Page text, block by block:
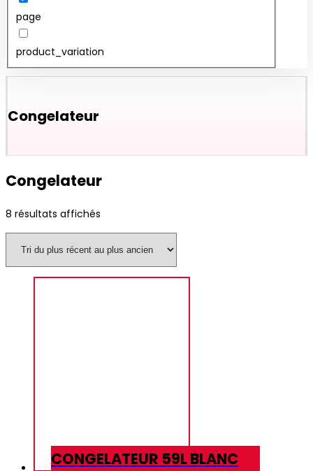
page
product_variation
Congelateur
Congelateur
8 résultats affichés
CONGELATEUR 59L BLANC